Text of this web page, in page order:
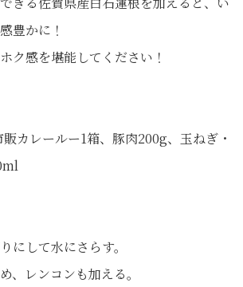
豊かに！
ク感を堪能してください！
カレールー1箱、豚肉200g、玉ねぎ・
して水にさらす。
レンコンも加える。